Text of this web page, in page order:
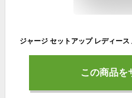
この商品を